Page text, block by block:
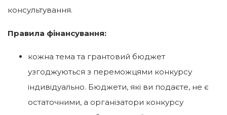
консультування.
Правила фінансування:
кожна тема та грантовий бюджет
узгоджуються з переможцями конкурсу
індивідуально. Бюджети, які ви подаєте, не є
остаточними, а організатори конкурсу